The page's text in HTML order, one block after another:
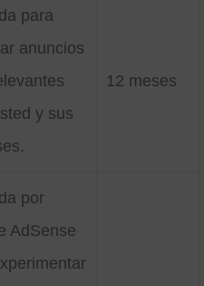
para
anuncios
y sus
12 meses
por
AdSense